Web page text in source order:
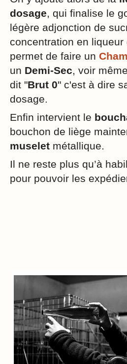
dosage, qui finalise le
légère adjonction de
concentration en liqueur
permet de faire un
un Demi-Sec, voir
dit "Brut 0" c'est à dire
dosage.
Enfin intervient le
bouchon de liège
muselet métallique.
Il ne reste plus qu’à
pour pouvoir les